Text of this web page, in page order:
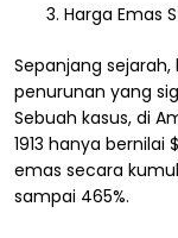
Harga Emas
Sepanjang
penurunan yang
Sebuah kasus, di
1913 hanya bernilai
emas secara
sampai 465%.